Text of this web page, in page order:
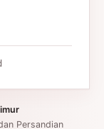
Persandian